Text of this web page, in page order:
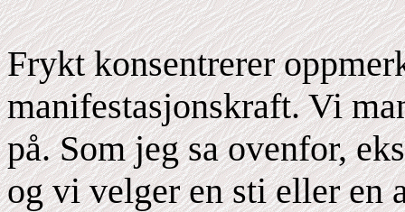
Frykt konsentrerer
manifestasjonskraft. Vi
på. Som jeg sa ovenfor,
og vi velger en sti eller en